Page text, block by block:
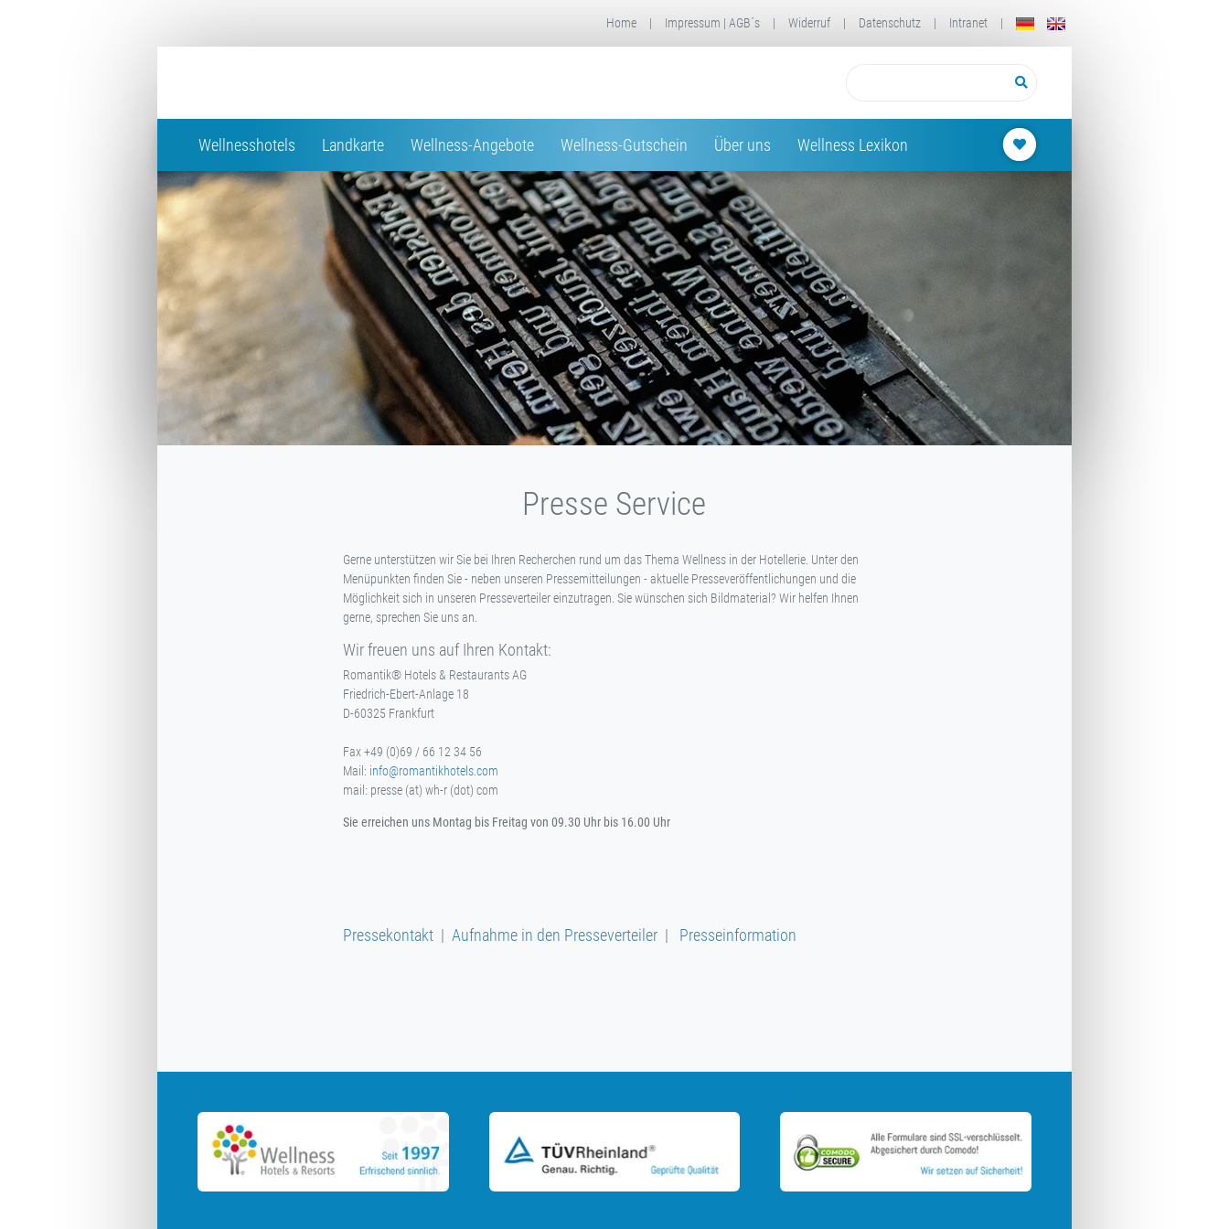
Home | Impressum | AGB´s | Widerruf | Datenschutz | Intranet |
Wellnesshotels Landkarte Wellness-Angebote Wellness-Gutschein Über uns Wellness Lexikon
Presse Service
Gerne unterstützen wir Sie bei Ihren Recherchen rund um das Thema Wellness in der Hotellerie. Unter den
Menüpunkten finden Sie - neben unseren Pressemitteilungen - aktuelle Presseveröffentlichungen und die
Möglichkeit sich in unseren Presseverteiler einzutragen. Sie wünschen sich Bildmaterial? Wir helfen Ihnen
gerne, sprechen Sie uns an.
Wir freuen uns auf Ihren Kontakt:
Romantik® Hotels & Restaurants AG
Friedrich-Ebert-Anlage 18
D-60325 Frankfurt
Fax +49 (0)69 / 66 12 34 56
Mail: info@romantikhotels.com
mail: presse (at) wh-r (dot) com
Sie erreichen uns Montag bis Freitag von 09.30 Uhr bis 16.00 Uhr
Pressekontakt |Aufnahme in den Presseverteiler | Presseinformation